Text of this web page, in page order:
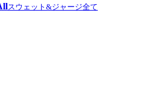
スウェット&ジャージ全て